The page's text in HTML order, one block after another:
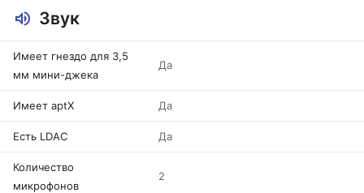
Звук
Имеет гнездо для 3,5
мм мини-джека
Да
Имеет aptX Да
Есть LDAC Да
Количество
микрофонов
2